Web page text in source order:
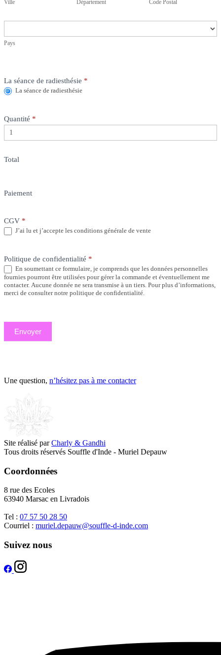
Ville Département Code Postal
Pays
La séance de radiesthésie *
La séance de radiesthésie
Quantité *
Total
Paiement
CGV *
J’ai lu et j’accepte les conditions générale de vente
Politique de confidentialité *
En soumettant ce formulaire, je comprends que les données personnelles
fournies pourront être utilisées pour gérer la commande et éventuellement me
contacter. Aucune donnée ne sera transmise à un tiers. Pour plus d’informations,
merci de consulter notre politique de confidentialité.
Envoyer
Une question, n’hésitez pas à me contacter
Site réalisé parCharly & Gandhi
Tous droits réservés Souffle d'Inde - Muriel Depauw
Coordonnées
8 rue des Ecoles
63940 Marsac en Livradois
Tel : 07 57 50 28 50
Courriel : muriel.depauw@souffle-d-inde.com
Suivez nous